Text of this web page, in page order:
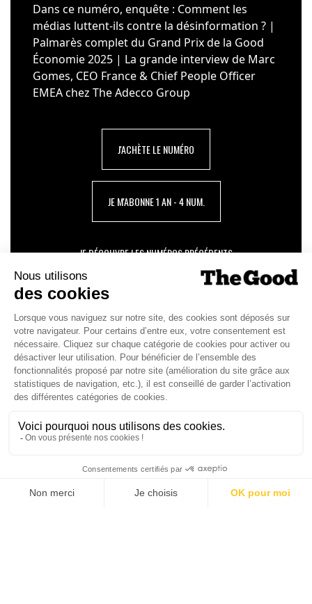
Dans ce numéro, enquête : Comment les
médias luttent-ils contre la désinformation ? |
Palmarès complet du Grand Prix de la Good
Économie 2025 | La grande interview de Marc
Gomes, CEO France & Chief People Officer
EMEA chez The Adecco Group
J'ACHÈTE LE NUMÉRO
JE M'ABONNE 1 AN - 4 NUM.
JE DÉCOUVRE LES NUMÉROS PRÉCÉDENTS
Je suis déjà abonné(e) :
version digitale
SUIVEZ-NOUS